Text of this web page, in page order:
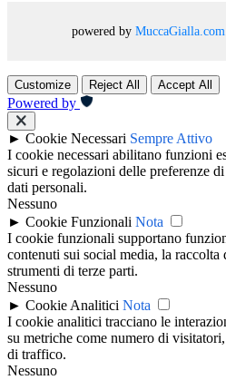
powered by MuccaGialla.com
Customize Reject All Accept All
Powered by
► Cookie Necessari Sempre Attivo
I cookie necessari abilitano funzioni
sicuri e regolazioni delle preferenze
dati personali.
Nessuno
► Cookie Funzionali Nota
I cookie funzionali supportano
contenuti sui social media, la raccolta
strumenti di terze parti.
Nessuno
► Cookie Analitici Nota
I cookie analitici tracciano le
su metriche come numero di
di traffico.
Nessuno